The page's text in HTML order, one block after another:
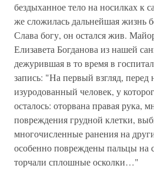
бездыханное тело на носилках к
же сложилась дальнейшая жизнь
Слава богу, он остался жив.
Елизавета Богданова из нашей
дежурившая в то время в
запись: "На первый взгляд,
изуродованный человек, у
осталось: оторвана правая рука,
повреждения грудной клетки,
многочисленные ранения на
особенно повреждены пальцы на
торчали сплошные осколки…"